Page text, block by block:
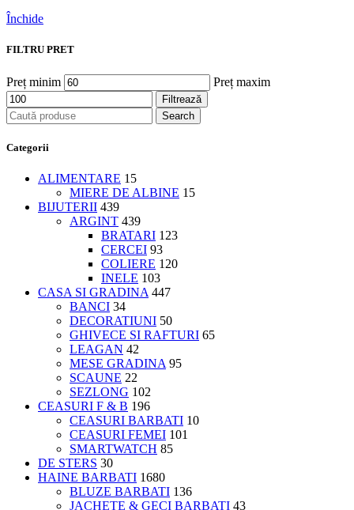
Închide
FILTRU PRET
Preț minim Preț maxim
Filtrează
Search
Categorii
ALIMENTARE 15
MIERE DE ALBINE 15
BIJUTERII 439
ARGINT 439
BRATARI 123
CERCEI 93
COLIERE 120
INELE 103
CASA SI GRADINA 447
BANCI 34
DECORATIUNI 50
GHIVECE SI RAFTURI 65
LEAGAN 42
MESE GRADINA 95
SCAUNE 22
SEZLONG 102
CEASURI F & B 196
CEASURI BARBATI 10
CEASURI FEMEI 101
SMARTWATCH 85
DE STERS 30
HAINE BARBATI 1680
BLUZE BARBATI 136
JACHETE & GECI BARBATI 43